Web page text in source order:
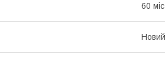
60 міс
Новий